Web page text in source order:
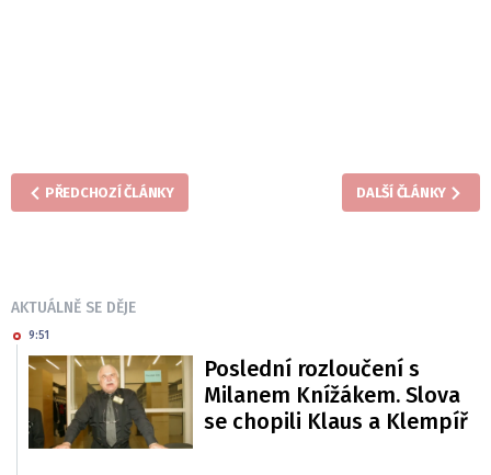
PŘEDCHOZÍ ČLÁNKY DALŠÍ ČLÁNKY
AKTUÁLNĚ SE DĚJE
9:51
Poslední rozloučení s
Milanem Knížákem. Slova
se chopili Klaus a Klempíř